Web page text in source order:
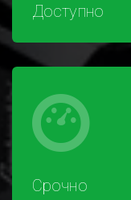
Доступно
Срочно